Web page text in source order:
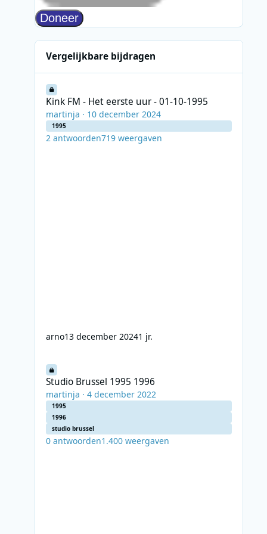
Vergelijkbare bijdragen
Kink FM - Het eerste uur - 01-10-1995
martinja · 10 december 2024
1995
2 antwoorden719 weergaven
arno13 december 20241 jr.
Studio Brussel 1995 1996
martinja · 4 december 2022
1995
1996
studio brussel
0 antwoorden1.400 weergaven